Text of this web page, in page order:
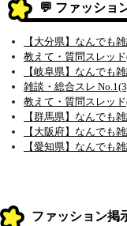
💬 ファッショ
【大分県】なんでも
教えて・質問スレッ
【岐阜県】なんでも
雑談・総合スレ
教えて・質問スレッ
【群馬県】なんでも
【大阪府】なんでも
【愛知県】なんでも
ファッション掲